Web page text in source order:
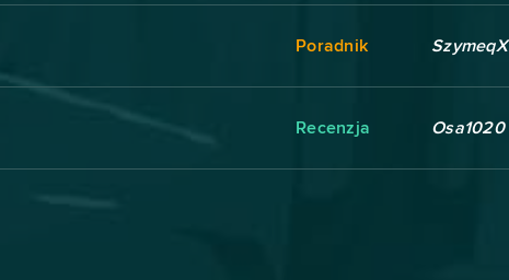
Poradnik SzymeqX
Recenzja Osa1020